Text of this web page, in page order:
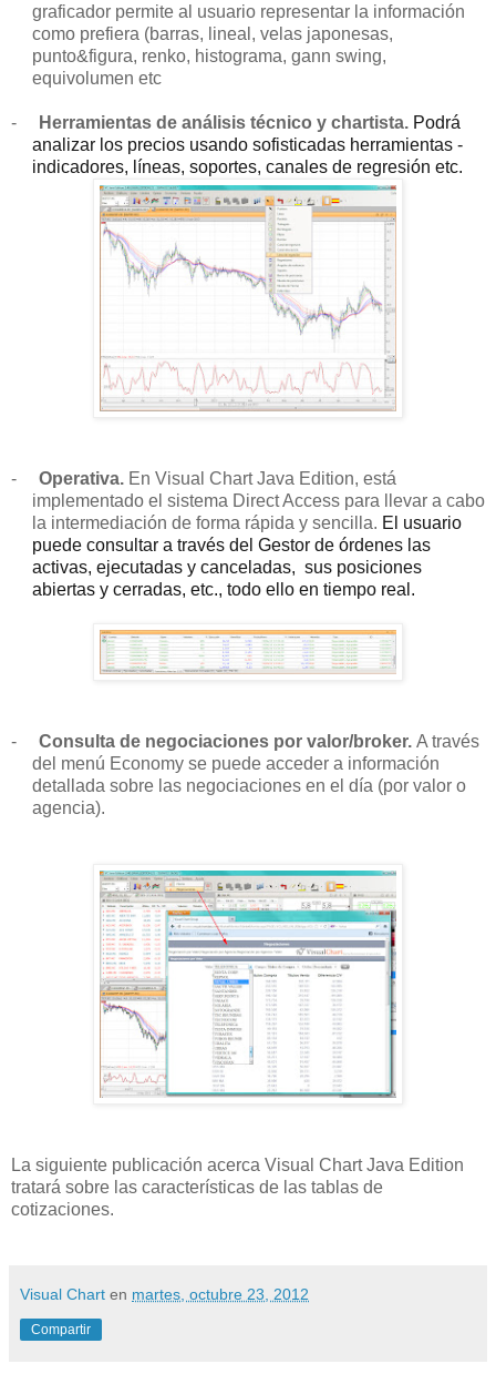
graficador permite al usuario representar la información
como prefiera (barras, lineal, velas japonesas,
punto&figura, renko, histograma, gann swing,
equivolumen etc
- Herramientas de análisis técnico y chartista. Podrá
analizar los precios usando sofisticadas herramientas -
indicadores, líneas, soportes, canales de regresión etc.
- Operativa. En Visual Chart Java Edition, está
implementado el sistema Direct Access para llevar a cabo
la intermediación de forma rápida y sencilla. El usuario
puede consultar a través del Gestor de órdenes las
activas, ejecutadas y canceladas, sus posiciones
abiertas y cerradas, etc., todo ello en tiempo real.
- Consulta de negociaciones por valor/broker. A través
del menú Economy se puede acceder a información
detallada sobre las negociaciones en el día (por valor o
agencia).
La siguiente publicación acerca Visual Chart Java Edition
tratará sobre las características de las tablas de
cotizaciones.
Visual Chart en martes, octubre 23, 2012
Compartir